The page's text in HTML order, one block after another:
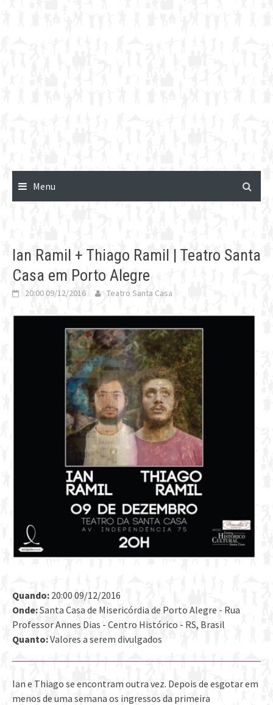
Menu
Ian Ramil + Thiago Ramil | Teatro Santa
Casa em Porto Alegre
20:00 09/12/2016 Teatro Santa Casa
Quando: 20:00 09/12/2016
Onde:Santa Casa de Misericórdia de Porto Alegre - Rua
Professor Annes Dias - Centro Histórico - RS, Brasil
Quanto:Valores a serem divulgados
Ian e Thiago se encontram outra vez. Depois de esgotar em
menos de uma semana os ingressos da primeira